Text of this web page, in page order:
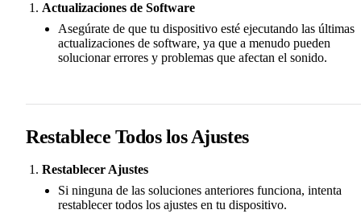
Actualizaciones de Software
Asegúrate de que tu dispositivo esté ejecutando las últimas
actualizaciones de software, ya que a menudo pueden
solucionar errores y problemas que afectan el sonido.
Restablece Todos los Ajustes
Restablecer Ajustes
Si ninguna de las soluciones anteriores funciona, intenta
restablecer todos los ajustes en tu dispositivo.